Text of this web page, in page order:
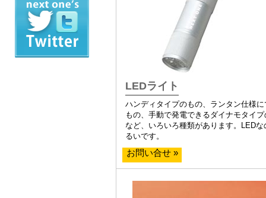
LEDライト
ハンディタイプのもの、ランタン仕様に
もの、手動で発電できるダイナモタイ
など、いろいろ種類があります。LEDな
るいです。
お問い合せ »